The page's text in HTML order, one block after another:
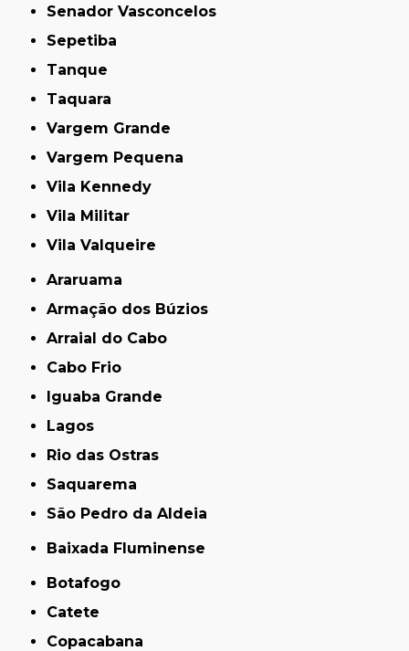
Senador Vasconcelos
Sepetiba
Tanque
Taquara
Vargem Grande
Vargem Pequena
Vila Kennedy
Vila Militar
Vila Valqueire
Araruama
Armação dos Búzios
Arraial do Cabo
Cabo Frio
Iguaba Grande
Lagos
Rio das Ostras
Saquarema
São Pedro da Aldeia
Baixada Fluminense
Botafogo
Catete
Copacabana